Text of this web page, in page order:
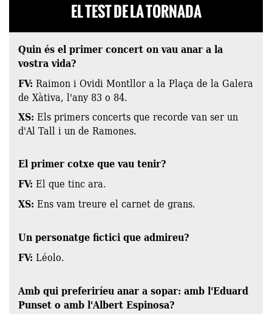
EL TEST DE LA TORNADA
Quin és el primer concert on vau anar a la
vostra vida?
FV: Raimon i Ovidi Montllor a la Plaça de la Galera
de Xàtiva, l'any 83 o 84.
XS: Els primers concerts que recorde van ser un
d'Al Tall i un de Ramones.
El primer cotxe que vau tenir?
FV: El que tinc ara.
XS: Ens vam treure el carnet de grans.
Un personatge fictici que admireu?
FV: Léolo.
Amb qui preferiríeu anar a sopar: amb l'Eduard
Punset o amb l'Albert Espinosa?